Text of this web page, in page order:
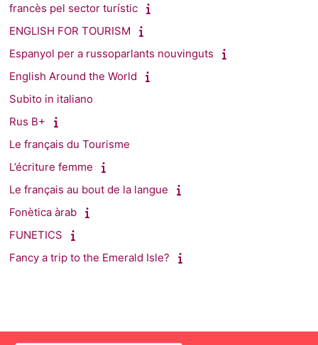
francès pel sector turístic
ENGLISH FOR TOURISM
Espanyol per a russoparlants nouvinguts
English Around the World
Subito in italiano
Rus B+
Le français du Tourisme
L’écriture femme
Le français au bout de la langue
Fonètica àrab
FUNETICS
Fancy a trip to the Emerald Isle?